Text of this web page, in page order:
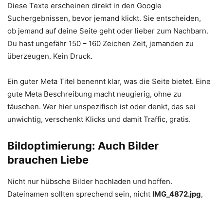
Diese Texte erscheinen direkt in den Google
Suchergebnissen, bevor jemand klickt. Sie entscheiden,
ob jemand auf deine Seite geht oder lieber zum Nachbarn.
Du hast ungefähr 150 – 160 Zeichen Zeit, jemanden zu
überzeugen. Kein Druck.
Ein guter Meta Titel benennt klar, was die Seite bietet. Eine
gute Meta Beschreibung macht neugierig, ohne zu
täuschen. Wer hier unspezifisch ist oder denkt, das sei
unwichtig, verschenkt Klicks und damit Traffic, gratis.
Bildoptimierung: Auch Bilder
brauchen Liebe
Nicht nur hübsche Bilder hochladen und hoffen.
Dateinamen sollten sprechend sein, nicht IMG_4872.jpg,